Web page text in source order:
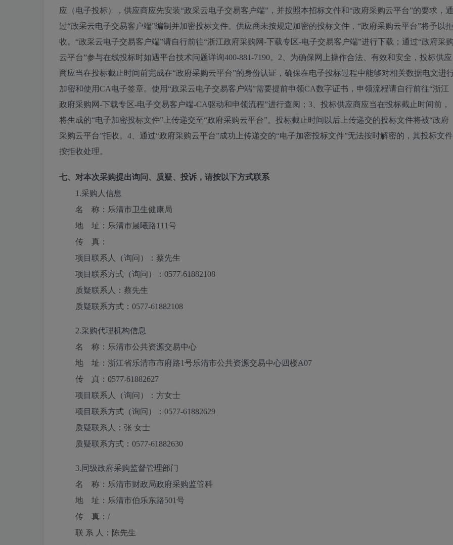
应（电子投标），供应商应先安装“政采云电子交易客户端”，并按照本招标文件和“政府采购云平台”的要求，通
过“政采云电子交易客户端”编制并加密投标文件。供应商未按规定加密的投标文件，“政府采购云平台”将予以拒
收。“政采云电子交易客户端”请自行前往“浙江政府采购网-下载专区-电子交易客户端”进行下载；通过“政府采购
云平台”参与在线投标时如遇平台技术问题详询400-881-7190。2、为确保网上操作合法、有效和安全，投标供应
商应当在投标截止时间前完成在“政府采购云平台”的身份认证，确保在电子投标过程中能够对相关数据电文进
加密和使用CA电子签章。使用“政采云电子交易客户端”需要提前申领CA数字证书，申领流程请自行前往“浙江
政府采购网-下载专区-电子交易客户端-CA驱动和申领流程”进行查阅；3、投标供应商应当在投标截止时间前，
将生成的“电子加密投标文件”上传递交至“政府采购云平台”。投标截止时间以后上传递交的投标文件将被“政府
采购云平台”拒收。4、通过“政府采购云平台”成功上传递交的“电子加密投标文件”无法按时解密的，其投标文件
按拒收处理。
七、对本次采购提出询问、质疑、投诉，请按以下方式联系
1.采购人信息
名 称： 乐清市卫生健康局
地 址： 乐清市晨曦路111号
传 真：
项目联系人（询问）： 蔡先生
项目联系方式（询问）： 0577-61882108
质疑联系人： 蔡先生
质疑联系方式： 0577-61882108
2.采购代理机构信息
名 称： 乐清市公共资源交易中心
地 址： 浙江省乐清市市府路1号乐清市公共资源交易中心四楼A07
传 真： 0577-61882627
项目联系人（询问）： 方女士
项目联系方式（询问）： 0577-61882629
质疑联系人： 张 女士
质疑联系方式： 0577-61882630
3. 同级政府采购监督管理部门
名 称：乐清市财政局政府采购监管科
地 址：乐清市伯乐东路501号
传 真：/
联 系 人：陈先生